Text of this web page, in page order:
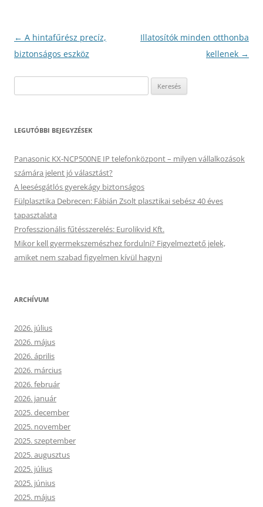
Bejegyzés
navigáció
← A hintafűrész precíz,
biztonságos eszköz
Illatosítók minden otthonba
kellenek →
LEGUTÓBBI BEJEGYZÉSEK
Panasonic KX-NCP500NE IP telefonközpont – milyen vállalkozások
számára jelent jó választást?
A leesésgátlós gyerekágy biztonságos
Fülplasztika Debrecen: Fábián Zsolt plasztikai sebész 40 éves
tapasztalata
Professzionális fűtésszerelés: Eurolikvid Kft.
Mikor kell gyermekszemészhez fordulni? Figyelmeztető jelek,
amiket nem szabad figyelmen kívül hagyni
ARCHÍVUM
2026. július
2026. május
2026. április
2026. március
2026. február
2026. január
2025. december
2025. november
2025. szeptember
2025. augusztus
2025. július
2025. június
2025. május